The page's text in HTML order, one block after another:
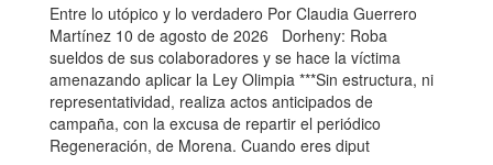
Entre lo utópico y lo verdadero Por Claudia Guerrero
Martínez 10 de agosto de 2026 Dorheny: Roba
sueldos de sus colaboradores y se hace la víctima
amenazando aplicar la Ley Olimpia ***Sin estructura, ni
representatividad, realiza actos anticipados de
campaña, con la excusa de repartir el periódico
Regeneración, de Morena. Cuando eres diput